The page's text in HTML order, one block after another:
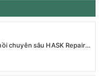
chuyên sâu HASK Repair
Series Intensive Repair